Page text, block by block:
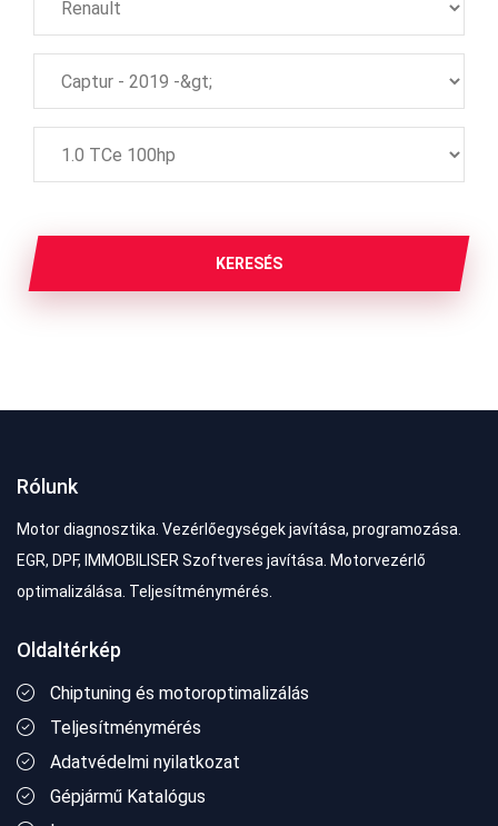
KERESÉS
Rólunk
Motor diagnosztika. Vezérlőegységek javítása, programozása.
EGR, DPF, IMMOBILISER Szoftveres javítása. Motorvezérlő
optimalizálása. Teljesítménymérés.
Oldaltérkép
Chiptuning és motoroptimalizálás
Teljesítménymérés
Adatvédelmi nyilatkozat
Gépjármű Katalógus